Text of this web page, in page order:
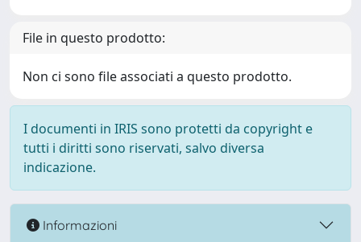
File in questo prodotto:
Non ci sono file associati a questo prodotto.
I documenti in IRIS sono protetti da copyright e
tutti i diritti sono riservati, salvo diversa
indicazione.
Informazioni